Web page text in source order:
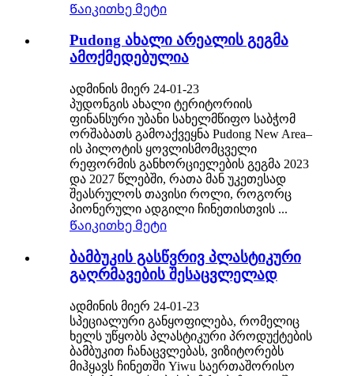
Წაიკითხე მეტი
Pudong ახალი არეალის გეგმა
ამოქმედებულია
ადმინის მიერ 24-01-23
პუდონგის ახალი ტერიტორიის
ფინანსური უბანი სახელმწიფო საბჭომ
ორშაბათს გამოაქვეყნა Pudong New Area–
ის პილოტის ყოვლისმომცველი
რეფორმის განხორციელების გეგმა 2023
და 2027 წლებში, რათა მან უკეთესად
შეასრულოს თავისი როლი, როგორც
პიონერული ადგილი ჩინეთისთვის ...
Წაიკითხე მეტი
ბამბუკის გასწვრივ პლასტიკური
გაღრმავების შესაცვლელად
ადმინის მიერ 24-01-23
სპეციალური განყოფილება, რომელიც
ხელს უწყობს პლასტიკური პროდუქტების
ბამბუკით ჩანაცვლებას, ვიზიტორებს
მიჰყავს ჩინეთში Yiwu საერთაშორისო